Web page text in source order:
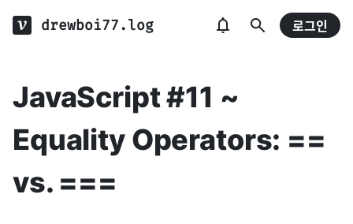
drewboi77.log 로그인
JavaScript #11 ~
Equality Operators: ==
vs. ===